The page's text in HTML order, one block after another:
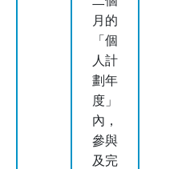
月的
「個
人計
劃年
度」
內，
參與
及完